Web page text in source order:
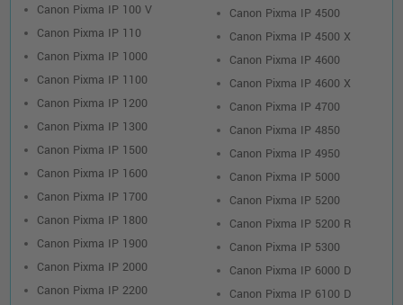
Canon Pixma IP 100 V
Canon Pixma IP 110
Canon Pixma IP 1000
Canon Pixma IP 1100
Canon Pixma IP 1200
Canon Pixma IP 1300
Canon Pixma IP 1500
Canon Pixma IP 1600
Canon Pixma IP 1700
Canon Pixma IP 1800
Canon Pixma IP 1900
Canon Pixma IP 2000
Canon Pixma IP 2200
Canon Pixma IP 4500
Canon Pixma IP 4500 X
Canon Pixma IP 4600
Canon Pixma IP 4600 X
Canon Pixma IP 4700
Canon Pixma IP 4850
Canon Pixma IP 4950
Canon Pixma IP 5000
Canon Pixma IP 5200
Canon Pixma IP 5200 R
Canon Pixma IP 5300
Canon Pixma IP 6000 D
Canon Pixma IP 6100 D